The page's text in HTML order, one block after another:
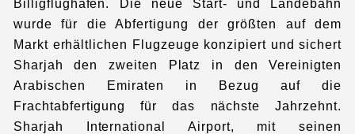
Billigflughäfen. Die neue Start- und Landebahn
wurde für die Abfertigung der größten auf dem
Markt erhältlichen Flugzeuge konzipiert und sichert
Sharjah den zweiten Platz in den Vereinigten
Arabischen Emiraten in Bezug auf die
Frachtabfertigung für das nächste Jahrzehnt.
Sharjah International Airport, mit seinen